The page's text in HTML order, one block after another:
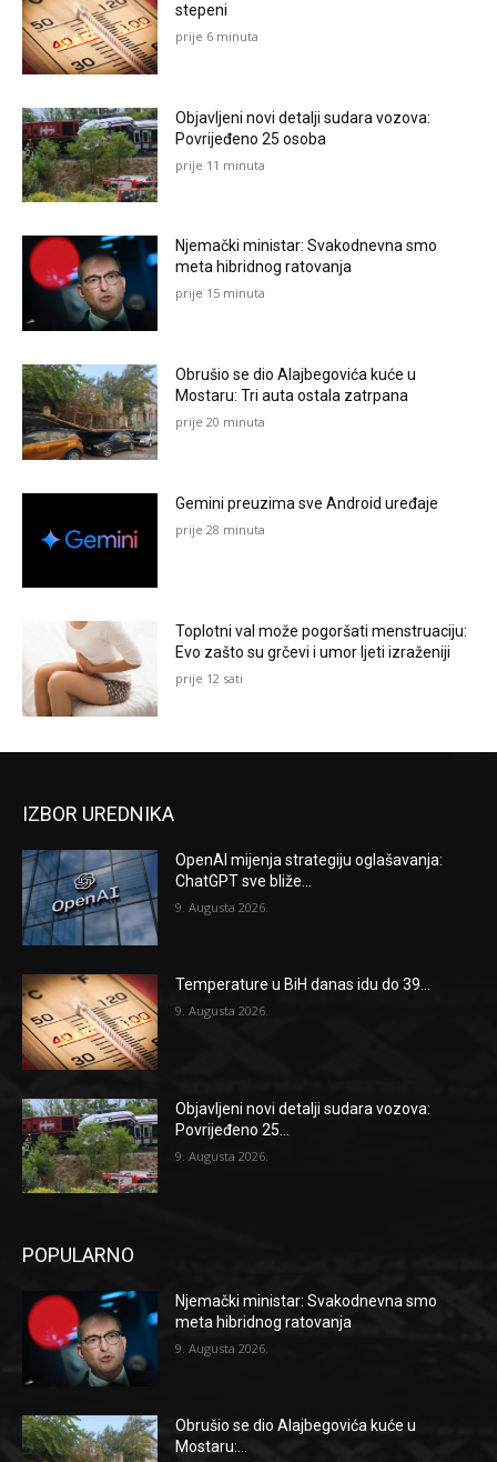
stepeni
prije 6 minuta
Objavljeni novi detalji sudara vozova:
Povrijeđeno 25 osoba
prije 11 minuta
Njemački ministar: Svakodnevna smo
meta hibridnog ratovanja
prije 15 minuta
Obrušio se dio Alajbegovića kuće u
Mostaru: Tri auta ostala zatrpana
prije 20 minuta
Gemini preuzima sve Android uređaje
prije 28 minuta
Toplotni val može pogoršati menstruaciju:
Evo zašto su grčevi i umor ljeti izraženiji
prije 12 sati
IZBOR UREDNIKA
OpenAI mijenja strategiju oglašavanja:
ChatGPT sve bliže...
9. Augusta 2026.
Temperature u BiH danas idu do 39...
9. Augusta 2026.
Objavljeni novi detalji sudara vozova:
Povrijeđeno 25...
9. Augusta 2026.
POPULARNO
Njemački ministar: Svakodnevna smo
meta hibridnog ratovanja
9. Augusta 2026.
Obrušio se dio Alajbegovića kuće u
Mostaru:...